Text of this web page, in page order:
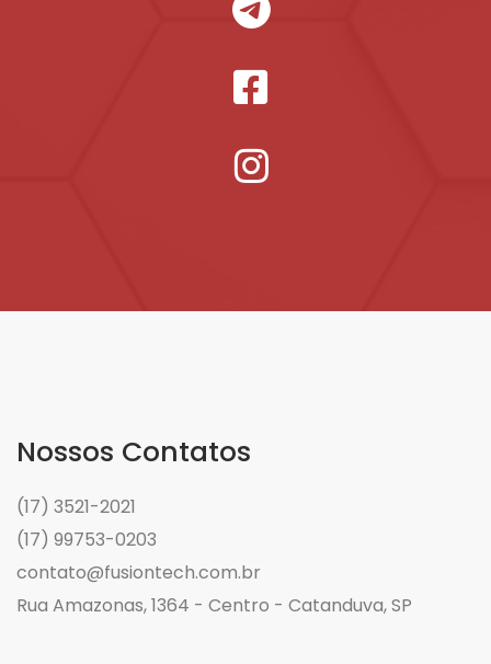
Nossos Contatos
(17) 3521-2021
(17) 99753-0203
contato@fusiontech.com.br
Rua Amazonas, 1364 - Centro - Catanduva, SP